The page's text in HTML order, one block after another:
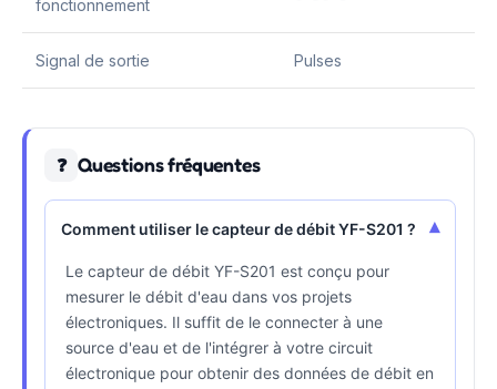
fonctionnement
Signal de sortie Pulses
❓ Questions fréquentes
Comment utiliser le capteur de débit YF-S201 ? ▾
Le capteur de débit YF-S201 est conçu pour
mesurer le débit d'eau dans vos projets
électroniques. Il suffit de le connecter à une
source d'eau et de l'intégrer à votre circuit
électronique pour obtenir des données de débit en